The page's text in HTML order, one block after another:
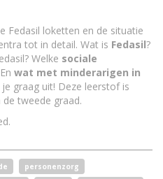
Fedasil loketten en de situatie
tot in detail. Wat is Fedasil?
Welke sociale
wat met minderarigen in
graag uit! Deze leerstof is
tweede graad.
personenzorg